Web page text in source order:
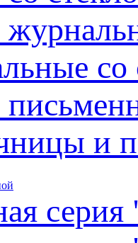
со
и